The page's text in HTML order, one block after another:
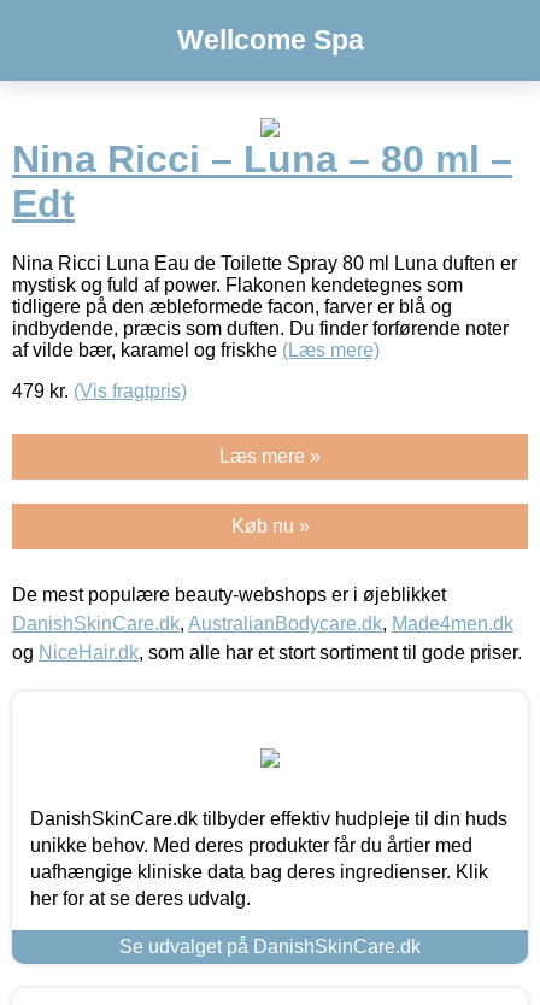
Wellcome Spa
Nina Ricci – Luna – 80 ml –
Edt
Nina Ricci Luna Eau de Toilette Spray 80 ml Luna duften er
mystisk og fuld af power. Flakonen kendetegnes som
tidligere på den æbleformede facon, farver er blå og
indbydende, præcis som duften. Du finder forførende noter
af vilde bær, karamel og friskhe (Læs mere)
479 kr. (Vis fragtpris)
Læs mere »
Køb nu »
De mest populære beauty-webshops er i øjeblikket
DanishSkinCare.dk, AustralianBodycare.dk, Made4men.dk
og NiceHair.dk, som alle har et stort sortiment til gode priser.
DanishSkinCare.dk tilbyder effektiv hudpleje til din huds
unikke behov. Med deres produkter får du årtier med
uafhængige kliniske data bag deres ingredienser. Klik
her for at se deres udvalg.
Se udvalget på DanishSkinCare.dk